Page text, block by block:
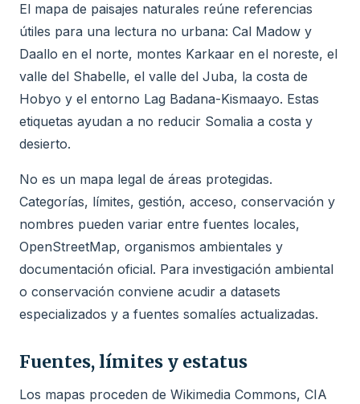
El mapa de paisajes naturales reúne referencias
útiles para una lectura no urbana: Cal Madow y
Daallo en el norte, montes Karkaar en el noreste, el
valle del Shabelle, el valle del Juba, la costa de
Hobyo y el entorno Lag Badana-Kismaayo. Estas
etiquetas ayudan a no reducir Somalia a costa y
desierto.
No es un mapa legal de áreas protegidas.
Categorías, límites, gestión, acceso, conservación y
nombres pueden variar entre fuentes locales,
OpenStreetMap, organismos ambientales y
documentación oficial. Para investigación ambiental
o conservación conviene acudir a datasets
especializados y a fuentes somalíes actualizadas.
Fuentes, límites y estatus
Los mapas proceden de Wikimedia Commons, CIA